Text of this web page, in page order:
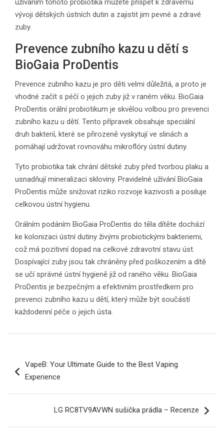
užíváním tohoto probiotika můžete přispět k zdravému
vývoji dětských ústních dutin a zajistit jim pevné a zdravé
zuby.
Prevence zubního kazu u dětí s
BioGaia ProDentis
Prevence zubního kazu je pro děti velmi důležitá, a proto je
vhodné začít s péčí o jejich zuby již v raném věku. BioGaia
ProDentis orální probiotikum je skvělou volbou pro prevenci
zubního kazu u dětí. Tento přípravek obsahuje speciální
druh bakterií, které se přirozeně vyskytují ve slinách a
pomáhají udržovat rovnováhu mikroflóry ústní dutiny.
Tyto probiotika tak chrání dětské zuby před tvorbou plaku a
usnadňují mineralizaci skloviny. Pravidelné užívání BioGaia
ProDentis může snižovat riziko rozvoje kazivosti a posiluje
celkovou ústní hygienu.
Orálním podáním BioGaia ProDentis do těla dítěte dochází
ke kolonizaci ústní dutiny živými probiotickými bakteriemi,
což má pozitivní dopad na celkové zdravotní stavu úst.
Dospívající zuby jsou tak chráněny před poškozením a dítě
se učí správné ústní hygieně již od raného věku. BioGaia
ProDentis je bezpečným a efektivním prostředkem pro
prevenci zubního kazu u dětí, který může být součástí
každodenní péče o jejich ústa.
proVapeB: Your Ultimate Guide to the Best Vaping
Experience
LG RC8TV9AVWN sušička prádla – Recenze